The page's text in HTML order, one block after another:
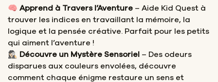
🧠 Apprend à Travers l’Aventure – Aide Kid Quest à
trouver les indices en travaillant la mémoire, la
logique et la pensée créative. Parfait pour les petits
qui aiment l’aventure !
🕵🏻‍♀️ Découvre un Mystère Sensoriel – Des odeurs
disparues aux couleurs envolées, découvre
comment chaque énigme restaure un sens et